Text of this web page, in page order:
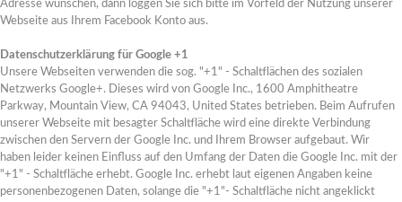
Adresse wünschen, dann loggen Sie sich bitte im Vorfeld der Nutzung unserer
Webseite aus Ihrem Facebook Konto aus.
Datenschutzerklärung für Google +1
Unsere Webseiten verwenden die sog. "+1" - Schaltflächen des sozialen
Netzwerks Google+. Dieses wird von Google Inc., 1600 Amphitheatre
Parkway, Mountain View, CA 94043, United States betrieben. Beim Aufrufen
unserer Webseite mit besagter Schaltfläche wird eine direkte Verbindung
zwischen den Servern der Google Inc. und Ihrem Browser aufgebaut. Wir
haben leider keinen Einfluss auf den Umfang der Daten die Google Inc. mit der
"+1" - Schaltfläche erhebt. Google Inc. erhebt laut eigenen Angaben keine
personenbezogenen Daten, solange die "+1"- Schaltfläche nicht angeklickt